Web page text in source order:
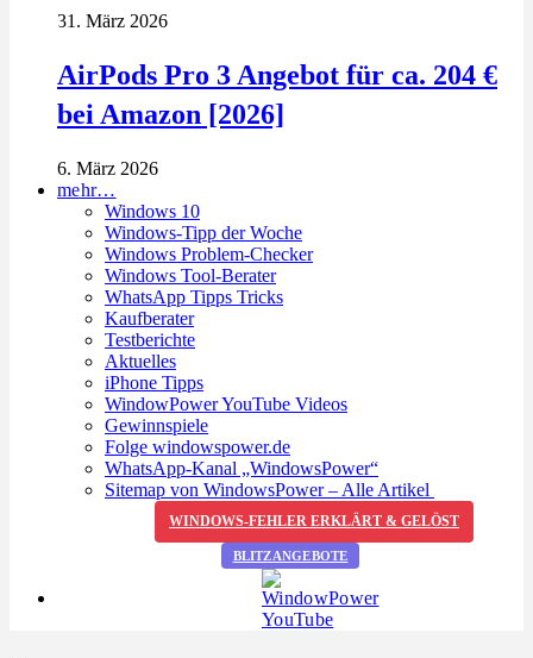
31. März 2026
AirPods Pro 3 Angebot für ca. 204 €
bei Amazon [2026]
6. März 2026
mehr…
Windows 10
Windows-Tipp der Woche
Windows Problem-Checker
Windows Tool-Berater
WhatsApp Tipps Tricks
Kaufberater
Testberichte
Aktuelles
iPhone Tipps
WindowPower YouTube Videos
Gewinnspiele
Folge windowspower.de
WhatsApp-Kanal „WindowsPower“
Sitemap von WindowsPower – Alle Artikel
WINDOWS-FEHLER ERKLÄRT & GELÖST
BLITZANGEBOTE